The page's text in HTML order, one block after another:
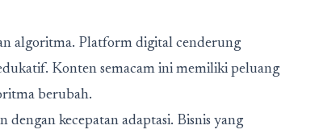
algoritma. Platform digital cenderung
Konten semacam ini memiliki peluang
berubah.
kecepatan adaptasi. Bisnis yang